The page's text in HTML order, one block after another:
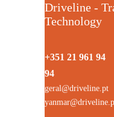
Driveline -
Technology
+351 21 961 94
94
geral@driveline.pt